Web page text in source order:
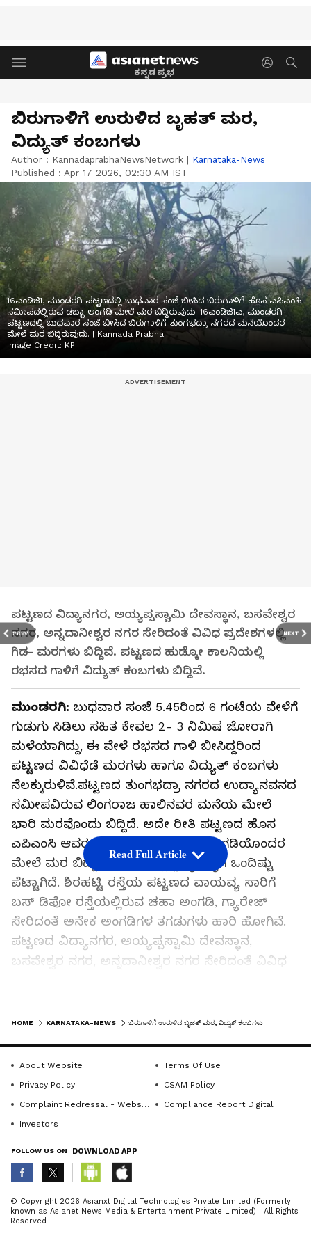
ಕನ್ನಡಪ್ರಭ
PREV NEXT
ಬಿರುಗಾಳಿಗೆ ಉರುಳಿದ ಬೃಹತ್ ಮರ,
ವಿದ್ಯುತ್ ಕಂಬಗಳು
Author : KannadaprabhaNewsNetwork | Karnataka-News
Published : Apr 17 2026, 02:30 AM IST
16ಎಂಡಿಜಿ1, ಮುಂಡರಗಿ ಪಟ್ಟಣದಲ್ಲಿ ಬುಧವಾರ ಸಂಜೆ ಬೀಸಿದ ಬಿರುಗಾಳಿಗೆ ಹೊಸ ಎಪಿಎಂಸಿ
ಸಮೀಪದಲ್ಲಿರುವ ಡಬ್ಬಾ ಅಂಗಡಿ ಮೇಲೆ ಮರ ಬಿದ್ದಿರುವುದು. 16ಎಂಡಿಜಿ1ಎ, ಮುಂಡರಗಿ
ಪಟ್ಟಣದಲ್ಲಿ ಬುಧವಾರ ಸಂಜೆ ಬೀಸಿದ ಬಿರುಗಾಳಿಗೆ ತುಂಗಭದ್ರಾ ನಗರದ ಮನೆಯೊಂದರ
ಮೇಲೆ ಮರ ಬಿದ್ದಿರುವುದು. | Kannada Prabha
Image Credit: KP
ಪಟ್ಟಣದ ವಿದ್ಯಾನಗರ, ಅಯ್ಯಪ್ಪಸ್ವಾಮಿ ದೇವಸ್ಥಾನ, ಬಸವೇಶ್ವರ
ನಗರ, ಅನ್ನದಾನೀಶ್ವರ ನಗರ ಸೇರಿದಂತೆ ವಿವಿಧ ಪ್ರದೇಶಗಳಲ್ಲಿ
ಗಿಡ- ಮರಗಳು ಬಿದ್ದಿವೆ. ಪಟ್ಟಣದ ಹುಡ್ಕೋ ಕಾಲನಿಯಲ್ಲಿ
ರಭಸದ ಗಾಳಿಗೆ ವಿದ್ಯುತ್ ಕಂಬ‍ಗಳು ಬಿದ್ದಿವೆ.
ಮುಂಡರಗಿ: ಬುಧವಾರ ಸಂಜೆ 5.45ರಿಂದ 6 ಗಂಟೆಯ ವೇಳೆಗೆ
ಗುಡುಗು ಸಿಡಿಲು ಸಹಿತ ಕೇವಲ 2- 3 ನಿಮಿಷ ಜೋರಾಗಿ
ಮಳೆಯಾಗಿದ್ದು, ಈ ವೇಳೆ ರಭಸದ ಗಾಳಿ ಬೀಸಿದ್ದರಿಂದ
ಪಟ್ಟಣದ ವಿವಿಧೆಡೆ ಮರಗಳು ಹಾಗೂ ವಿದ್ಯುತ್ ಕಂಬಗಳು
ನೆಲಕ್ಕುರುಳಿವೆ.ಪಟ್ಟಣದ ತುಂಗಭದ್ರಾ ನಗರದ ಉದ್ಯಾನವನದ
ಸಮೀಪವಿರುವ ಲಿಂಗರಾಜ ಹಾಲಿನವರ ಮನೆಯ ಮೇಲೆ
ಭಾರಿ ಮರವೊಂದು ಬಿದ್ದಿದೆ. ಅದೇ ರೀತಿ ಪಟ್ಟಣದ ಹೊಸ
ಎಪಿಎಂಸಿ ಆವರಣದ ಹೊರಗಡೆಗೆ ಡಬ್ಬಾ ಅಂಗಡಿಯೊಂದರ
ಮೇಲೆ ಮರ ಬಿದ್ದು, ಅಂಗಡಿಯಲ್ಲಿದ್ದ ವ್ಯಕ್ತಿ ಕೈಗೆ ಒಂದಿಷ್ಟು
ಪೆಟ್ಟಾಗಿದೆ. ಶಿರಹಟ್ಟಿ ರಸ್ತೆಯ ಪಟ್ಟಣದ ವಾಯವ್ಯ ಸಾರಿಗೆ
ಬಸ್ ಡಿಪೋ ರಸ್ತೆಯಲ್ಲಿರುವ ಚಹಾ ಅಂಗಡಿ, ಗ್ಯಾರೇಜ್
ಸೇರಿದಂತೆ ಅನೇಕ ಅಂಗಡಿಗಳ ತಗಡುಗಳು ಹಾರಿ ಹೋಗಿವೆ.
ಪಟ್ಟಣದ ವಿದ್ಯಾನಗರ, ಅಯ್ಯಪ್ಪಸ್ವಾಮಿ ದೇವಸ್ಥಾನ,
ಬಸವೇಶ್ವರ ನಗರ, ಅನ್ನದಾನೀಶ್ವರ ನಗರ ಸೇರಿದಂತೆ ವಿವಿಧ
ಅಲ್ಲದೇ ಅನೇಕ ಮರಗಳ ಮೇಲೆ ವಿದ್ಯುತ್ ಕಂಬಗಳು
ಬಿದ್ದಿದ್ದರ ಪರಿಣಾಮ ಬುಧವಾರ ಸಂಜೆ 6 ಗಂಟೆಗೆ
ಕಡಿತಗೊಂಡಿದ್ದ ವಿದ್ಯುತ್ ಸಂಪರ್ಕ ರಾತ್ರಿ 9 ಗಂಟೆಗೆ ಬಂದಿದೆ.
ನಮ್ಮ ಮನೆಯ ಮೇಲೆ ಮರ ಬಿದ್ದಿರುವ ಕುರಿತು ಪುರಸಭೆ
ಅಧಿಕಾರಿಗೆ ಕರೆ ಮಾಡಿ ಅದನ್ನು ತೆಗೆಸಿ ಸ್ವಚ್ಛ
ಸಂಬಂಧಿಸಿದ್ದಲ್ಲ, ಅರಣ್ಯ ಇಲಾಖೆಯವರಿಗೆ ಹೇಳಿ ಎಂದು
ಹಾರಿಕೆ ಉತ್ತರ ಕೊಡುತ್ತಾರೆ. ಪುರಸಭೆಗೆ ಕರ ಕಟ್ಟುವ ನಾವು
ಅರಣ್ಯ ಇಲಾಖೆಗೆ ಏಕೆ ಹೇಳಬೇಕು. ಇಂತಹ ಘಟನೆ
ಸಂಭವಿಸಿದಾಗ ಪುರಸಭೆ ಸಾರ್ವಜನಿಕರ ನೆರವಿಗೆ ಬರಬೇಕು
Read Full Article
ABOUT THE AUTHOR
K KannadaprabhaNewsNetwork
HOME KARNATAKA-NEWS ಬಿರುಗಾಳಿಗೆ ಉರುಳಿದ ಬೃಹತ್ ಮರ, ವಿದ್ಯುತ್ ಕಂಬಗಳು
About Website
Terms Of Use
Privacy Policy
CSAM Policy
Complaint Redressal - Website
Compliance Report Digital
Investors
FOLLOW US ON DOWNLOAD APP
© Copyright 2026 Asianxt Digital Technologies Private Limited (Formerly
known as Asianet News Media & Entertainment Private Limited) | All Rights
Reserved